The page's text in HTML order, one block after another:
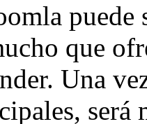
puede
que
Una
será